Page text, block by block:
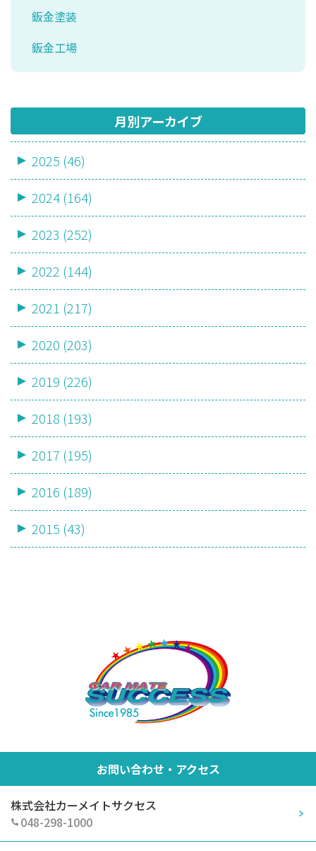
鈑金塗装
鈑金工場
月別アーカイブ
2025 (46)
2024 (164)
2023 (252)
2022 (144)
2021 (217)
2020 (203)
2019 (226)
2018 (193)
2017 (195)
2016 (189)
2015 (43)
お問い合わせ・アクセス
株式会社カーメイトサクセス
048-298-1000